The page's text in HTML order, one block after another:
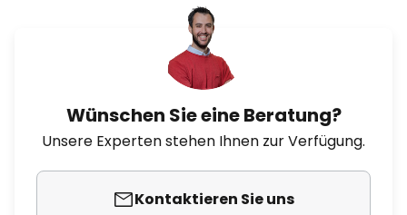
Wünschen Sie eine Beratung?
Unsere Experten stehen Ihnen zur Verfügung.
Kontaktieren Sie uns